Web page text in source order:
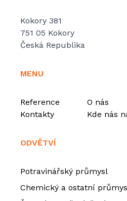
Kokory 381
751 05 Kokory
Česká Republika
MENU
Reference
O nás
Kontakty
Kde nás
ODVĚTVÍ
Potravinářský průmysl
Chemický a ostatní